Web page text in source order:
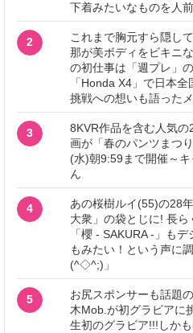
下着みたいなものを人
2
これまで胸元すら隠し
那が美ボディをビキニ
の初仕事は「週プレ」
「Honda X4」で日本
挑戦への想いも語った
3
8KVR作品を含む人気
画が「春のパンツまつ
(水)朝9:59まで開催～
ん
4
あの桜樹ルイ(55)の28
大衆」の袋とじに! 長
「櫻 - SAKURA -」も
もみたい！という声に
(^◇^;)」
5
お尻スポンサーも話題
木Mob.が初グラビアに
生初のグラビア!!!しか